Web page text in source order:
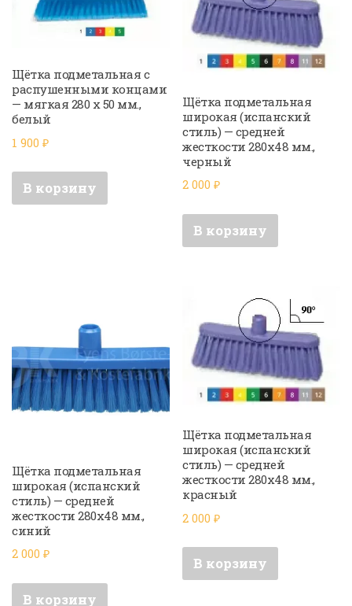
Щётка подметальная с
распушенными концами
— мягкая 280 х 50 мм.,
белый
1 900 ₽
В корзину
Щётка подметальная
широкая (испанский
стиль) — средней
жесткости 280х48 мм.,
черный
2 000₽
В корзину
Щётка подметальная
широкая (испанский
стиль) — средней
жесткости 280х48 мм.,
синий
2 000 ₽
В корзину
Щётка подметальная
широкая (испанский
стиль) — средней
жесткости 280х48 мм.,
красный
2 000₽
В корзину